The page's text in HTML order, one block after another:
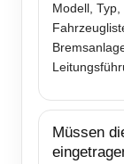
Modell,
Müssen